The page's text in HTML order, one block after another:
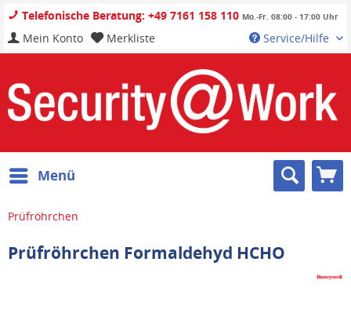
Telefonische Beratung: +49 7161 158 110 Mo.-Fr. 08:00 - 17:00 Uhr
Service/Hilfe
Mein Konto Merkliste
Menü
Prüfröhrchen
Prüfröhrchen Formaldehyd HCHO